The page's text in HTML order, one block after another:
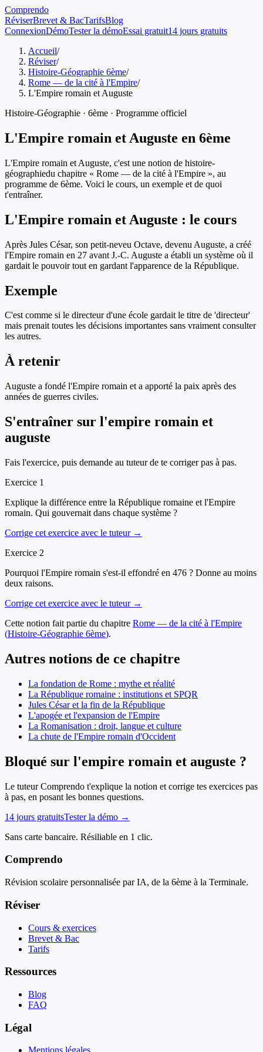
Comprendo
RéviserBrevet & BacTarifsBlog
ConnexionDémoTester la démoEssai gratuit14 jours gratuits
Accueil/
Réviser/
Histoire-Géographie 6ème/
Rome — de la cité à l'Empire/
L'Empire romain et Auguste
Histoire-Géographie · 6ème · Programme officiel
L'Empire romain et Auguste en 6ème
L'Empire romain et Auguste, c'est une notion de histoire-
géographiedu chapitre « Rome — de la cité à l'Empire », au
programme de 6ème. Voici le cours, un exemple et de quoi
t'entraîner.
L'Empire romain et Auguste : le cours
Après Jules César, son petit-neveu Octave, devenu Auguste, a créé
l'Empire romain en 27 avant J.-C. Auguste a établi un système où il
gardait le pouvoir tout en gardant l'apparence de la République.
Exemple
C'est comme si le directeur d'une école gardait le titre de 'directeur'
mais prenait toutes les décisions importantes sans vraiment consulter
les autres.
À retenir
Auguste a fondé l'Empire romain et a apporté la paix après des
années de guerres civiles.
S'entraîner sur l'empire romain et
auguste
Fais l'exercice, puis demande au tuteur de te corriger pas à pas.
Exercice 1
Explique la différence entre la République romaine et l'Empire
romain. Qui gouvernait dans chaque système ?
Corrige cet exercice avec le tuteur →
Exercice 2
Pourquoi l'Empire romain s'est-il effondré en 476 ? Donne au moins
deux raisons.
Corrige cet exercice avec le tuteur →
Cette notion fait partie du chapitre Rome — de la cité à l'Empire
(Histoire-Géographie 6ème).
Autres notions de ce chapitre
La fondation de Rome : mythe et réalité
La République romaine : institutions et SPQR
Jules César et la fin de la République
L'apogée et l'expansion de l'Empire
La Romanisation : droit, langue et culture
La chute de l'Empire romain d'Occident
Bloqué sur l'empire romain et auguste ?
Le tuteur Comprendo t'explique la notion et corrige tes exercices pas
à pas, en posant les bonnes questions.
14 jours gratuitsTester la démo →
Sans carte bancaire. Résiliable en 1 clic.
Comprendo
Révision scolaire personnalisée par IA, de la 6ème à la Terminale.
Réviser
Cours & exercices
Brevet & Bac
Tarifs
Ressources
Blog
FAQ
Légal